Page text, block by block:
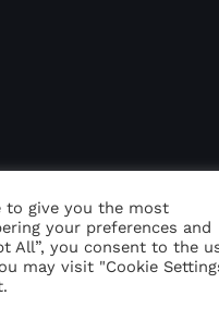
to give you the most
your preferences and
All”, you consent to the
may visit "Cookie